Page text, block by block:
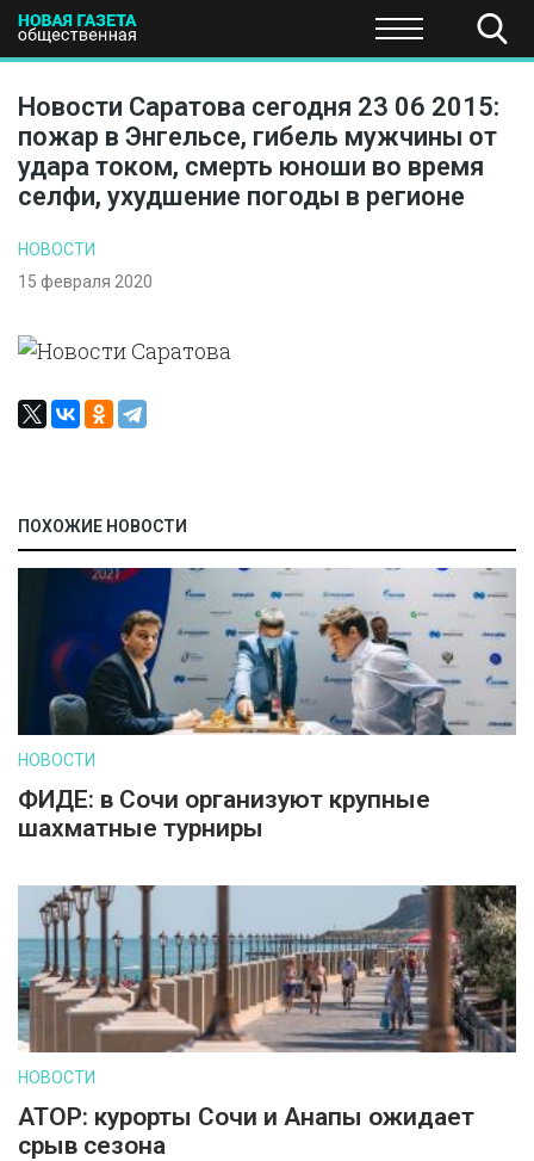
ПОЛИТИКА ЭКОНОМИКА НАУКА И
Новости Саратова сегодня 23 06 2015:
пожар в Энгельсе, гибель мужчины от
удара током, смерть юноши во время
селфи, ухудшение погоды в регионе
НОВОСТИ
15 февраля 2020
ПОХОЖИЕ НОВОСТИ
НОВОСТИ
ФИДЕ: в Сочи организуют крупные
шахматные турниры
НОВОСТИ
АТОР: курорты Сочи и Анапы ожидает
срыв сезона